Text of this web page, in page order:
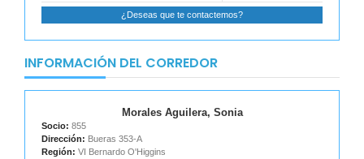
¿Deseas que te contactemos?
INFORMACIÓN DEL CORREDOR
Morales Aguilera, Sonia
Socio: 855
Dirección: Bueras 353-A
Región: VI Bernardo O'Higgins